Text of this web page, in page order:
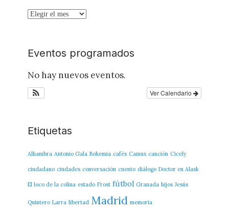
Archivo
Eventos programados
No hay nuevos eventos.
Ver Calendario
Etiquetas
Alhambra Antonio Gala Bohemia cafés Camus canción Cicely
ciudadano ciudades conversación cuento diálogo Doctor en Alask
El loco de la colina estado Frost fútbol Granada hijos Jesús
Quintero Larra libertad Madrid memoria